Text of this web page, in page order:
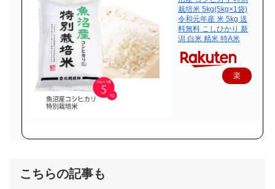
栽培米 5kg(5kg×1袋)
令和元年産 米 5kg 送
料無料 こしひかり 新
潟 白米 精米 特A米
楽
入
こちらの記事も